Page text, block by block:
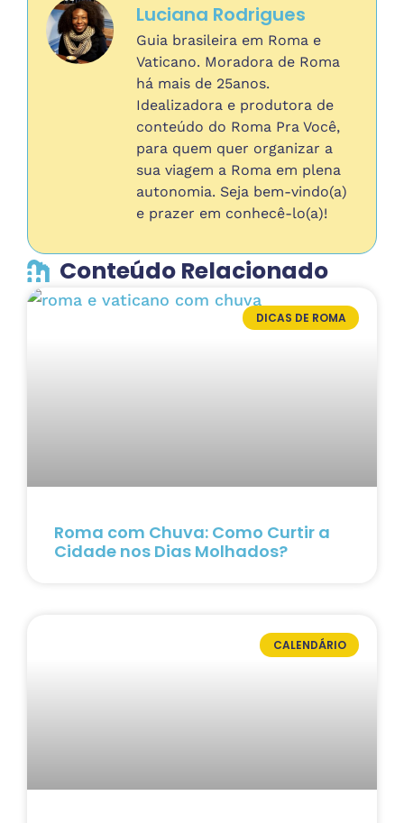
Luciana Rodrigues
Guia brasileira em Roma e
Vaticano. Moradora de Roma
há mais de 25anos.
Idealizadora e produtora de
conteúdo do Roma Pra Você,
para quem quer organizar a
sua viagem a Roma em plena
autonomia. Seja bem-vindo(a)
e prazer em conhecê-lo(a)!
Conteúdo Relacionado
DICAS DE ROMA
Roma com Chuva: Como Curtir a
Cidade nos Dias Molhados?
CALENDÁRIO